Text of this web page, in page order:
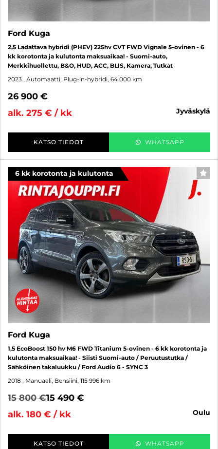
Ford Kuga
2,5 Ladattava hybridi (PHEV) 225hv CVT FWD Vignale 5-ovinen - 6
kk korotonta ja kulutonta maksuaikaa! - Suomi-auto,
Merkkihuollettu, B&O, HUD, ACC, BLIS, Kamera, Tutkat
2023 , Automaatti, Plug-in-hybridi, 64 000 km
26 900 €
alk. 275 € / kk
jyväskylä
KATSO TIEDOT WHATSAPP
6 kk korotonta ja kulutonta
Ford Kuga
1,5 EcoBoost 150 hv M6 FWD Titanium 5-ovinen - 6 kk korotonta ja
kulutonta maksuaikaa! - Siisti Suomi-auto / Peruutustutka /
Sähköinen takaluukku / Ford Audio 6 - SYNC 3
2018 , Manuaali, Bensiini, 115 996 km
15 800 €15 490 €
alk. 180 € / kk
oulu
KATSO TIEDOT WHATSAPP